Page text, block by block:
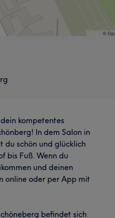
sagen
6 Sympathisch 6
5
kompetentes
In dem Salon in
du schön und glücklich
bis Fuß. Wenn du
und deinen
online oder per App mit
befindet sich